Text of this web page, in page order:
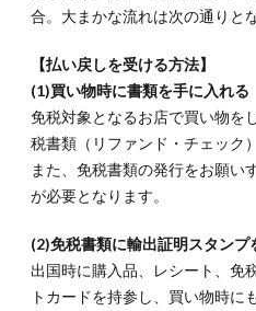
合。大まかな流れは次の通りと
【払い戻しを受ける方法】
(1)買い物時に書類を手に入れる
免税対象となるお店で買い物を
税書類（リファンド・チェック
また、免税書類の発行をお願い
が必要となります。
(2)免税書類に輸出証明スタンプ
出国時に購入品、レシート、免
トカードを持参し、買い物時に